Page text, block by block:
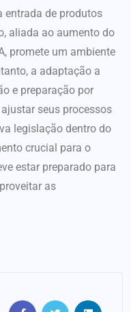
entrada de produtos
aliada ao aumento do
promete um ambiente
a adaptação a
e preparação por
seus processos
legislação dentro do
crucial para o
estar preparado para
as